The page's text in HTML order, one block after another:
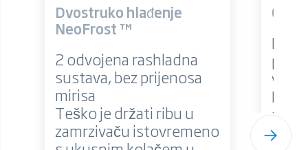
Dvostruko hlađenje
NeoFrost ™
2 odvojena rashladna
sustava, bez prijenosa
mirisa
Teško je držati ribu u
zamrzivaču istovremeno